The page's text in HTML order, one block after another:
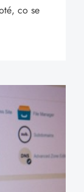
co se